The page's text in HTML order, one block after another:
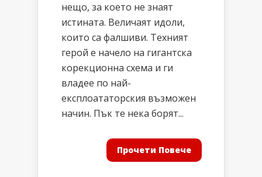
нещо, за което не знаят
истината. Величаят идоли,
които са фалшиви. Техният
герой е начело на гигантска
корекционна схема и ги
владее по най-
експлоататорския възможен
начин. Пък те нека борят...
Прочети Повече